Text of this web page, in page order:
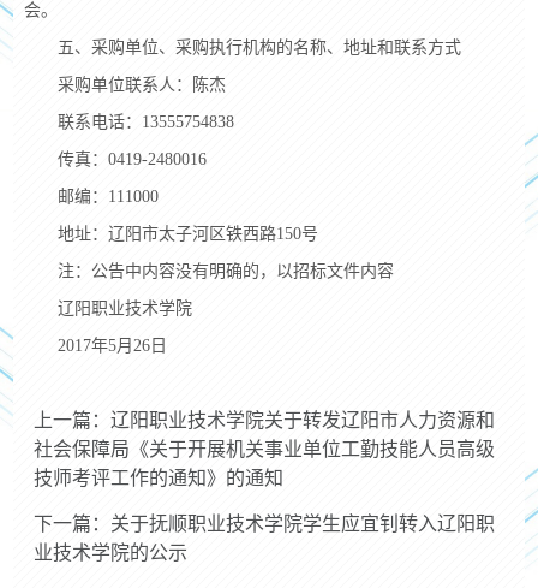
会。
五、采购单位、采购执行机构的名称、地址和联系方式
采购单位联系人：陈杰
联系电话：13555754838
传真：0419-2480016
邮编：111000
地址：辽阳市太子河区铁西路150号
注：公告中内容没有明确的，以招标文件内容
辽阳职业技术学院
2017年5月26日
上一篇：辽阳职业技术学院关于转发辽阳市人力资源和
社会保障局《关于开展机关事业单位工勤技能人员高级
技师考评工作的通知》的通知
下一篇：关于抚顺职业技术学院学生应宜钊转入辽阳职
业技术学院的公示